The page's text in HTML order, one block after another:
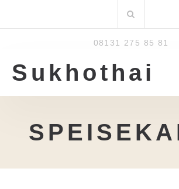
nach:
08131 275 85 81
Sukhothai